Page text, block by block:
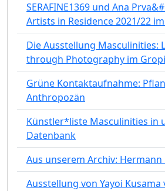
SERAFINE1369 und Ana
Artists in Residence 2021/22
Die Ausstellung Masculinities:
through Photography im
Grüne Kontaktaufnahme:
Anthropozän
Künstler*liste Masculinities in
Datenbank
Aus unserem Archiv:
Ausstellung von Yayoi Kusama